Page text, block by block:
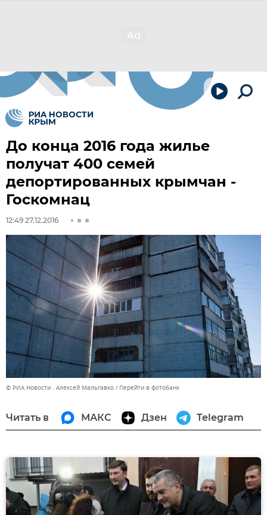
До конца 2016 года жилье
получат 400 семей
депортированных крымчан -
Госкомнац
12:49 27.12.2016
© РИА Новости . Алексей Мальгавко Перейти в фотобанк
Читать в МАКС Дзен Telegram